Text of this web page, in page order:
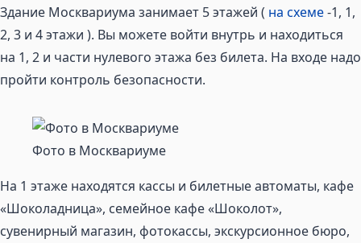
Здание Москвариума занимает 5 этажей ( на схеме-1, 1,
2, 3 и 4 этажи ). Вы можете войти внутрь и находиться
на 1, 2 и части нулевого этажа без билета. На входе надо
пройти контроль безопасности.
Фото в Москвариуме
На 1 этаже находятся кассы и билетные автоматы, кафе
«Шоколадница», семейное кафе «Шоколот»,
сувенирный магазин, фотокассы, экскурсионное бюро,